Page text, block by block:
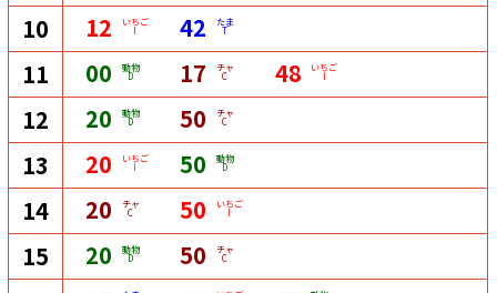
10 12 いちご
I 42 たま
T
11 00 動物
D 17 チャ
C 48 いちご
I
12 20 動物
D 50 チャ
C
13 20 いちご
I 50 動物
D
14 20 チャ
C 50 いちご
I
15 20 動物
D 50 チャ
C